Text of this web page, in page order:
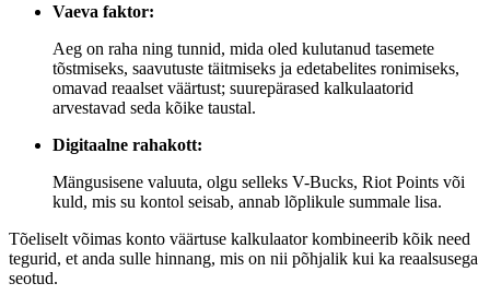
Vaeva faktor:
Aeg on raha ning tunnid, mida oled kulutanud tasemete
tõstmiseks, saavutuste täitmiseks ja edetabelites ronimiseks,
omavad reaalset väärtust; suurepärased kalkulaatorid
arvestavad seda kõike taustal.
Digitaalne rahakott:
Mängusisene valuuta, olgu selleks V-Bucks, Riot Points või
kuld, mis su kontol seisab, annab lõplikule summale lisa.
Tõeliselt võimas konto väärtuse kalkulaator kombineerib kõik need
tegurid, et anda sulle hinnang, mis on nii põhjalik kui ka reaalsusega
seotud.